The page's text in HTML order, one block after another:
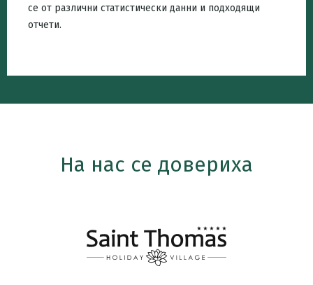
се от различни статистически данни и подходящи
отчети.
На нас се довериха